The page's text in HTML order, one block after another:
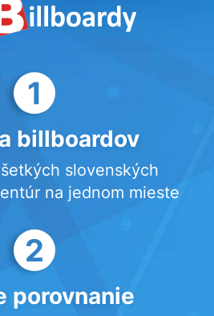
1
billboardov
slovenských
na jednom mieste
2
porovnanie